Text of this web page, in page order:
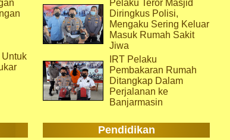
Pelaku Teror Masjid
Diringkus Polisi,
Mengaku Sering Keluar
Masuk Rumah Sakit
Jiwa
IRT Pelaku
Pembakaran Rumah
Ditangkap Dalam
Perjalanan ke
Banjarmasin
Pendidikan